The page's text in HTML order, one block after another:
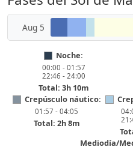
Aug 5
Noche:
00:00 - 01:57
22:46 - 24:00
Total: 3h 10m
Crepúsculo náutico:
01:57 - 04:05
Total: 2h 8m
Mediodía/